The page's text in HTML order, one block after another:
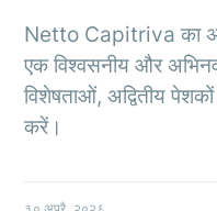
Netto Capitriva का
एक विश्वसनीय और
विशेषताओं, अद्वितीय
करें।